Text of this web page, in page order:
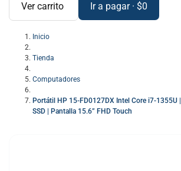
Ver carrito Ir a pagar · $0
Inicio
Tienda
Computadores
Portátil HP 15-FD0127DX Intel Core i7-1355U
SSD | Pantalla 15.6” FHD Touch